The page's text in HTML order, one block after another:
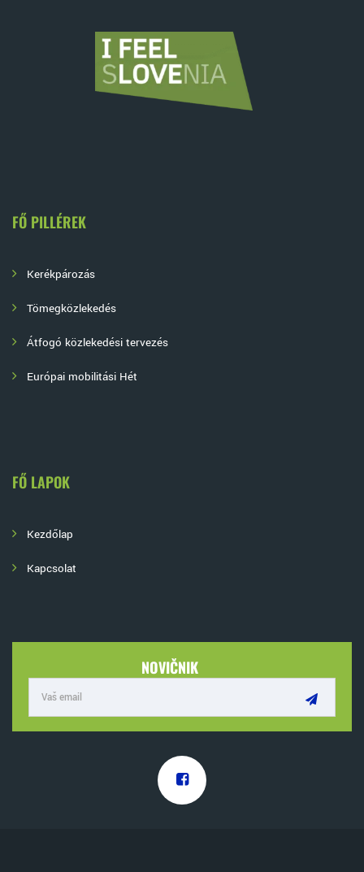
FŐ PILLÉREK
Kerékpározás
Tömegközlekedés
Átfogó közlekedési tervezés
Európai mobilitási Hét
FŐ LAPOK
Kezdőlap
Kapcsolat
NOVIČNIK